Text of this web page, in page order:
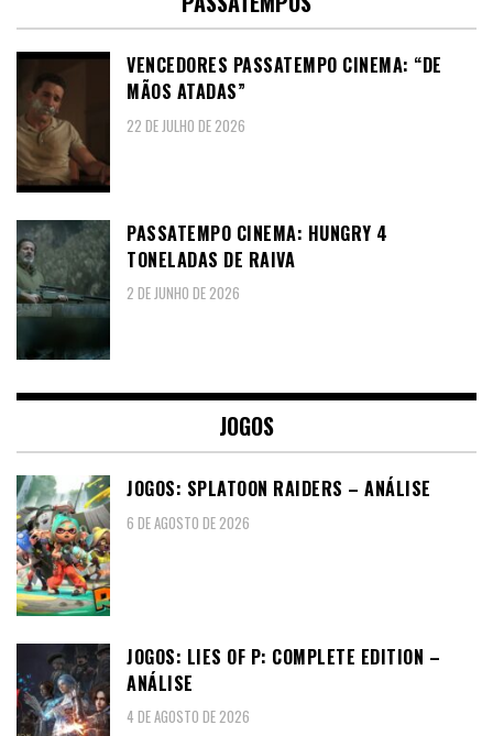
VENCEDORES PASSATEMPO CINEMA: “DE
MÃOS ATADAS”
22 DE JULHO DE 2026
PASSATEMPO CINEMA: HUNGRY 4
TONELADAS DE RAIVA
2 DE JUNHO DE 2026
JOGOS
JOGOS: SPLATOON RAIDERS – ANÁLISE
6 DE AGOSTO DE 2026
JOGOS: LIES OF P: COMPLETE EDITION –
ANÁLISE
4 DE AGOSTO DE 2026